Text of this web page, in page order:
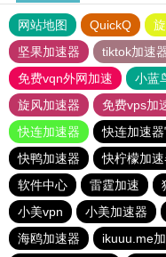
网站地图 QuickQ
坚果加速器
tiktok加速
免费vqn外网加速
小蓝
旋风加速器
免费vps加
快连加速器
快连加速
快鸭加速器
快柠檬加速
软件中心
雷霆加速
小美vpn
小美加速器
海鸥加速器
ikuuu.me